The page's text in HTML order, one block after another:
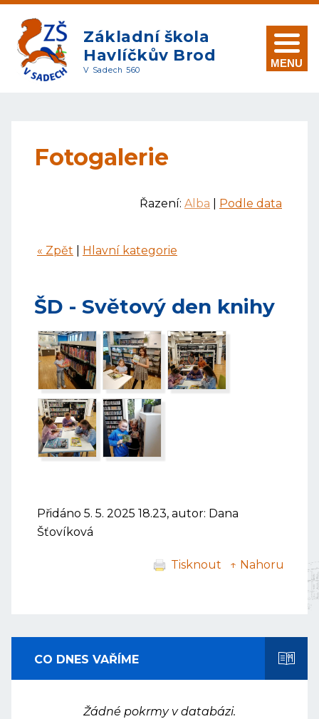
Základní škola
Havlíčkův Brod
V Sadech 560
MENU
Fotogalerie
Řazení: Alba Podle data
« Zpět Hlavní kategorie
ŠD - Světový den knihy
Přidáno 5. 5. 2025 18.23, autor: Dana
Šťovíková
Tisknout ↑ Nahoru
CO DNES VAŘÍME
Žádné pokrmy v databázi.